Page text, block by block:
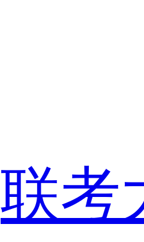
联考